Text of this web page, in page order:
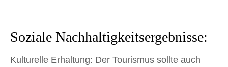
Soziale Nachhaltigkeitsergebnisse:
Kulturelle Erhaltung: Der Tourismus sollte auch